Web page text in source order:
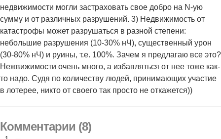
недвижимости могли застраховать свое добро на N-ую
сумму и от различных разрушений. 3) Недвижимость от
катастрофы может разрушаться в разной степени:
небольшие разрушения (10-30% нЧ), существенный урон
(30-80% нЧ) и руины, т.е. 100%. Зачем я предлагаю все это?
Нежвижимости очень много, а избавляться от нее тоже как-
то надо. Судя по количеству людей, принимающих участие
в лотерее, никто от своего так просто не откажется))
Комментарии (8)